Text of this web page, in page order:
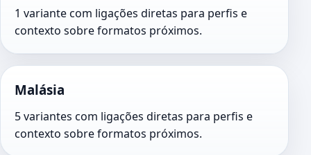
1 variante com ligações diretas para perfis e
contexto sobre formatos próximos.
Malásia
5 variantes com ligações diretas para perfis e
contexto sobre formatos próximos.